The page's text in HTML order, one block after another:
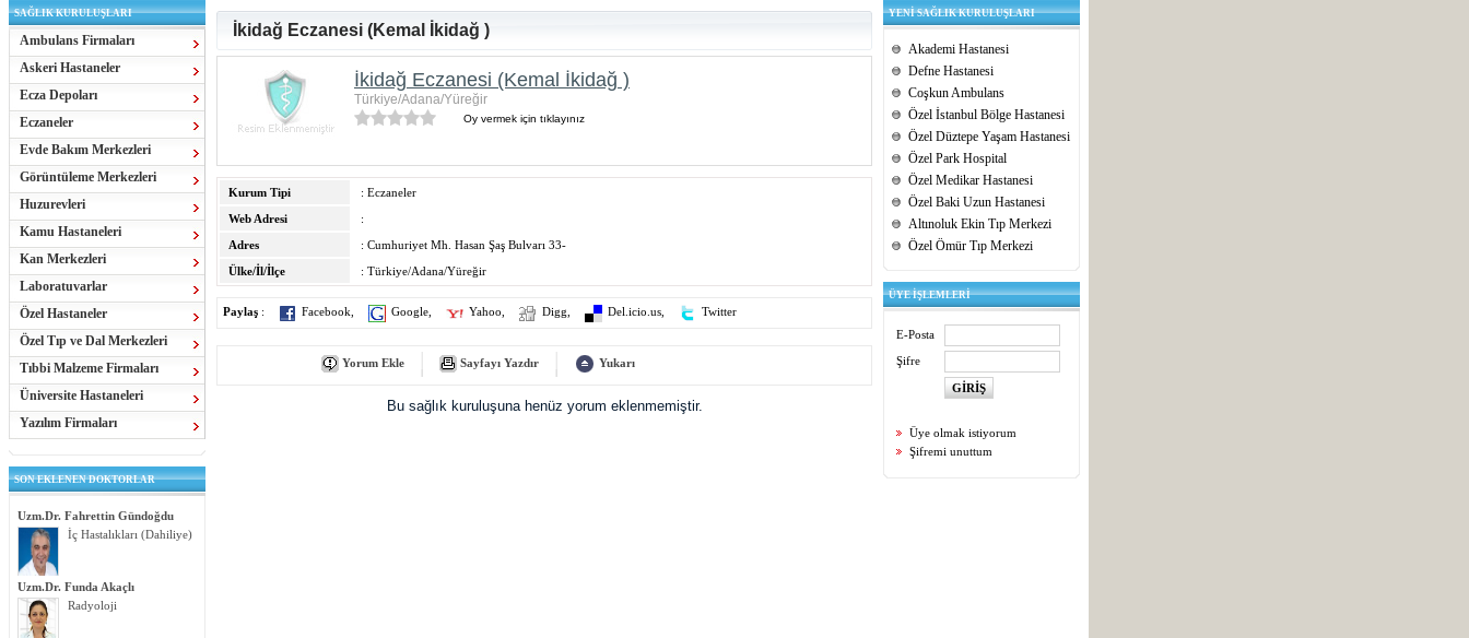
SAĞLIK KURULUŞLARI
Ambulans Firmaları
Askeri Hastaneler
Ecza Depoları
Eczaneler
Evde Bakım Merkezleri
Görüntüleme Merkezleri
Huzurevleri
Kamu Hastaneleri
Kan Merkezleri
Laboratuvarlar
Özel Hastaneler
Özel Tıp ve Dal Merkezleri
Tıbbi Malzeme Firmaları
Üniversite Hastaneleri
Yazılım Firmaları
SON EKLENEN DOKTORLAR
Uzm.Dr. Fahrettin Gündoğdu
İç Hastalıkları (Dahiliye)
Uzm.Dr. Funda Akaçlı
Radyoloji
İkidağ Eczanesi (Kemal İkidağ )
İkidağ Eczanesi (Kemal İkidağ )
Türkiye/Adana/Yüreğir
Oy vermek için tıklayınız
Kurum Tipi
: Eczaneler
Web Adresi
:
Adres
: Cumhuriyet Mh. Hasan Şaş Bulvarı 33-
Ülke/İl/İlçe
: Türkiye/Adana/Yüreğir
Paylaş : Facebook Google Yahoo Digg Del.icio.us Twitter
Yorum Ekle Sayfayı Yazdır Yukarı
Bu sağlık kuruluşuna henüz yorum eklenmemiştir.
YENİ SAĞLIK KURULUŞLARI
Akademi Hastanesi
Defne Hastanesi
Coşkun Ambulans
Özel İstanbul Bölge Hastanesi
Özel Düztepe Yaşam Hastanesi
Özel Park Hospital
Özel Medikar Hastanesi
Özel Baki Uzun Hastanesi
Altınoluk Ekin Tıp Merkezi
Özel Ömür Tıp Merkezi
ÜYE İŞLEMLERİ
E-Posta
Şifre
Üye olmak istiyorum
Şifremi unuttum